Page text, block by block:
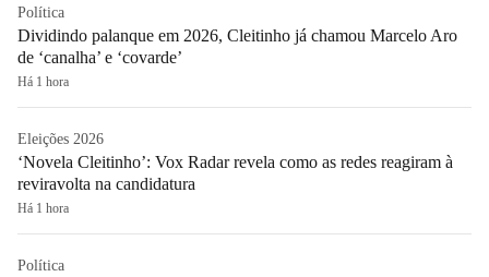
Política
Dividindo palanque em 2026, Cleitinho já chamou Marcelo Aro
de ‘canalha’ e ‘covarde’
Há 1 hora
Eleições 2026
‘Novela Cleitinho’: Vox Radar revela como as redes reagiram à
reviravolta na candidatura
Há 1 hora
Política